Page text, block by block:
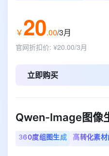
￥20.00/3月
官网折扣价: ¥20.00/3月
立即购买
Qwen-Image图像
360度组图生成 高转化素